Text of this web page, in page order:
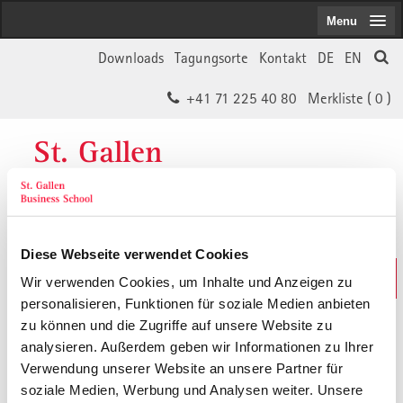
Diese Webseite verwendet Cookies
Wir verwenden Cookies, um Inhalte und Anzeigen zu
personalisieren, Funktionen für soziale Medien anbieten
zu können und die Zugriffe auf unsere Website zu
analysieren. Außerdem geben wir Informationen zu Ihrer
Verwendung unserer Website an unsere Partner für
soziale Medien, Werbung und Analysen weiter. Unsere
EN
DE
Kontakt
Tagungsorte
Downloads
Merkliste ( 0 )
+41 71 225 40 80
St. Gallen
Business School
Weiterbildungs-Suche
In 30 Sekunden das Passende finden
Menu
Der von Ihnen gesuchte Inhalt ist